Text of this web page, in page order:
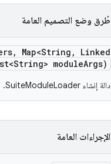
طُرق وضع التصميم العامة
, Map<String ,
Linked
moduleArgs)
دالة إنشاء SuiteModuleLoader.
الإجراءات العامة